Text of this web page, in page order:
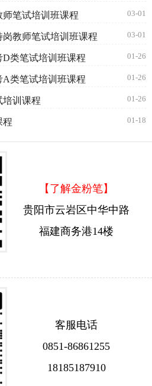
师笔试培训班课程 03-01
岗教师笔试培训班课程 03-01
D类笔试培训班课程 01-26
A类笔试培训班课程 01-26
培训课程 01-26
程 01-18
【了解金粉笔】
贵阳市云岩区中华中路
福建商务港14楼
客服电话
0851-86861255
18185187910